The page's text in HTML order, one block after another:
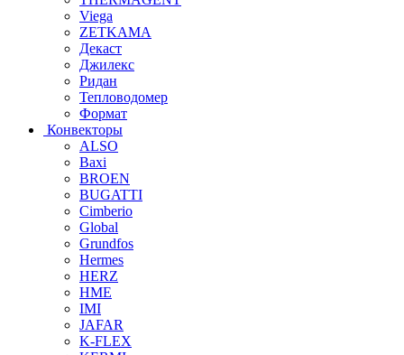
Viega
ZETKAMA
Декаст
Джилекс
Ридан
Тепловодомер
Формат
Конвекторы
ALSO
Baxi
BROEN
BUGATTI
Cimberio
Global
Grundfos
Hermes
HERZ
HME
IMI
JAFAR
K-FLEX